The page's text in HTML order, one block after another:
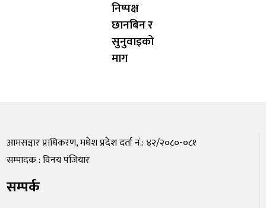
निष्पक्ष
छानबिन र
सुनुवाइको
माग
आमसञ्चार प्राधिकरण, मधेश प्रदेश दर्ता नं.: ४२/२०८०-०८१
सम्पादक : विनय पंजियार
सम्पर्क